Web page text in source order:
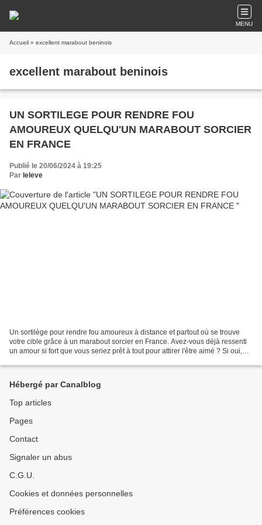
MENU
Accueil » excellent marabout beninois
excellent marabout beninois
UN SORTILEGE POUR RENDRE FOU
AMOUREUX QUELQU'UN MARABOUT SORCIER
EN FRANCE
Publié le 20/06/2024 à 19:25
Par leleve
Un sortilège pour rendre fou amoureux à distance et partout où se trouve
votre cible grâce à un marabout sorcier en France. Avez-vous déjà ressenti
un amour si fort que vous seriez prêt à tout pour attirer l'être aimé ? Si oui,
Hébergé par Canalblog
Top articles
Pages
Contact
Signaler un abus
C.G.U.
Cookies et données personnelles
Préférences cookies